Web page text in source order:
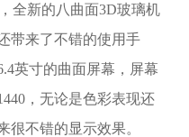
全新的八曲面3D玻璃机
带来了不错的使用手
英寸的曲面屏幕，屏幕
，无论是色彩表现还
很不错的显示效果。